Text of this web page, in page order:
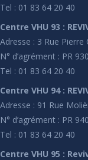
Tel : 01 83 64 20 40
Centre VHU 93 :
Adresse : 3 Rue Pierre
N° d’agrément : PR
Tel : 01 83 64 20 40
Centre VHU 94 :
Adresse : 91 Rue
N° d’agrément : PR
Tel : 01 83 64 20 40
Centre VHU 95 :